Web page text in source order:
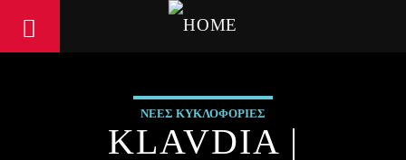
ΝΕΕΣ ΚΥΚΛΟΦΟΡΙΕΣ
KLAVDIA |